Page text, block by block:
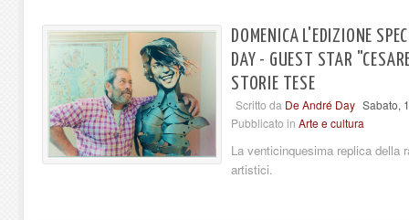
DOMENICA L'EDIZIONE
DAY - GUEST STAR
STORIE TESE
Scritto da De André Day Sabato,
Pubblicato in Arte e cultura
La venticinquesima replica della
artistici.